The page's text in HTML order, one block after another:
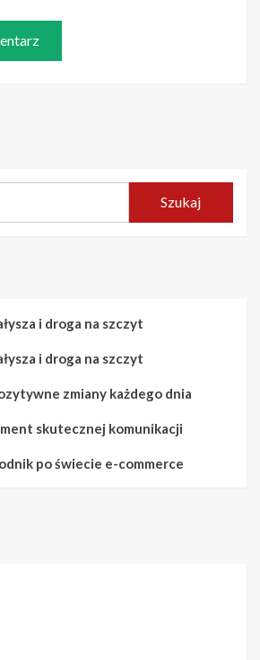
Szukaj
i droga na szczyt
i droga na szczyt
zmiany każdego dnia
skutecznej komunikacji
po świecie e-commerce